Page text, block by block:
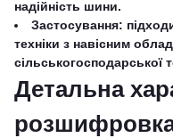
надійність шини.
Застосування:
техніки з навісним
сільськогосподарської
Детальна